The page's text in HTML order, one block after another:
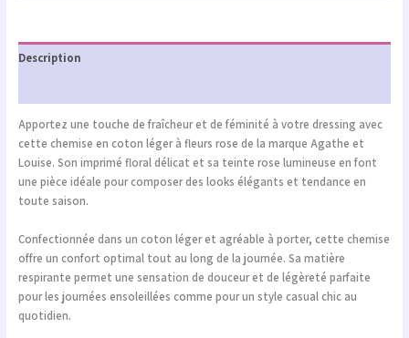
Description
Apportez une touche de fraîcheur et de féminité à votre dressing avec
cette chemise en coton léger à fleurs rose de la marque Agathe et
Louise. Son imprimé floral délicat et sa teinte rose lumineuse en font
une pièce idéale pour composer des looks élégants et tendance en
toute saison.
Confectionnée dans un coton léger et agréable à porter, cette chemise
offre un confort optimal tout au long de la journée. Sa matière
respirante permet une sensation de douceur et de légèreté parfaite
pour les journées ensoleillées comme pour un style casual chic au
quotidien.